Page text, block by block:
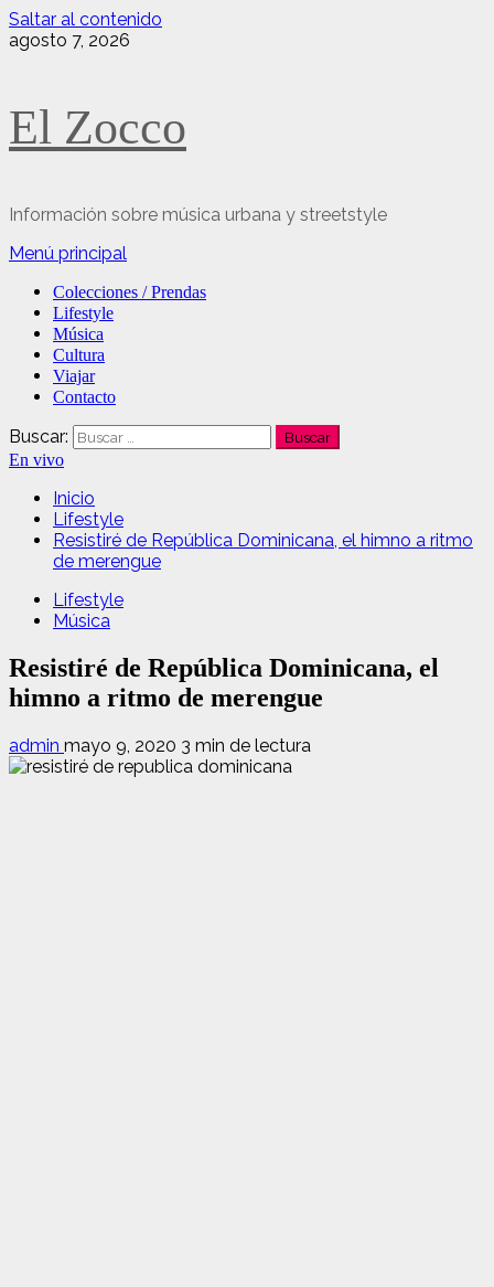
Saltar al contenido
agosto 7, 2026
El Zocco
Información sobre música urbana y streetstyle
Menú principal
Colecciones / Prendas
Lifestyle
Música
Cultura
Viajar
Contacto
Buscar:
En vivo
Inicio
Lifestyle
Resistiré de República Dominicana, el himno a ritmo
de merengue
Lifestyle
Música
Resistiré de República Dominicana, el
himno a ritmo de merengue
admin mayo 9, 2020 3 min de lectura